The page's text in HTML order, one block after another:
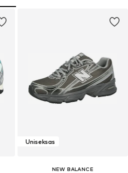
Uniseksas
NEW BALANCE